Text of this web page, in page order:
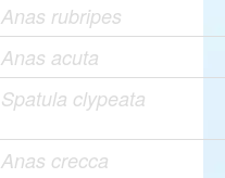
Anas rubripes
Anas acuta
Spatula clypeata
Anas crecca